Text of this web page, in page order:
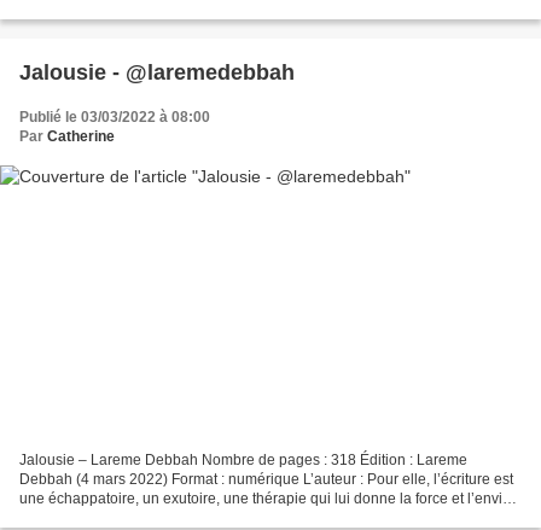
Jalousie - @laremedebbah
Publié le 03/03/2022 à 08:00
Par Catherine
Jalousie – Lareme Debbah Nombre de pages : 318 Édition : Lareme
Debbah (4 mars 2022) Format : numérique L’auteur : Pour elle, l’écriture est
une échappatoire, un exutoire, une thérapie qui lui donne la force et l’envie